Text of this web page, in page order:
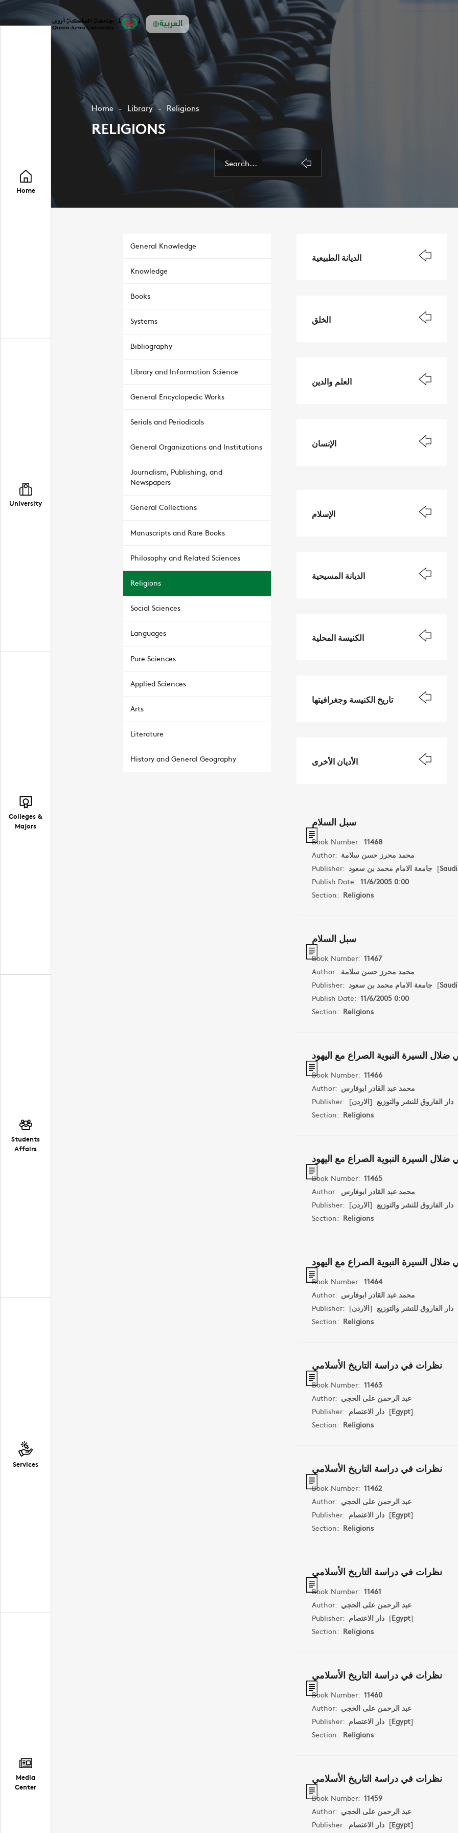
العربية
Home
University
Colleges &
Majors
Students
Affairs
Services
Media
Center
Home Library Religions
RELIGIONS
General Knowledge
Knowledge
Books
Systems
Bibliography
Library and Information Science
General Encyclopedic Works
Serials and Periodicals
General Organizations and Institutions
Journalism, Publishing, and
Newspapers
General Collections
Manuscripts and Rare Books
Philosophy and Related Sciences
Religions
Social Sciences
Languages
Pure Sciences
Applied Sciences
Arts
Literature
History and General Geography
الديانة الطبيعية
الخلق
العلم والدين
الإنسان
الإسلام
الديانة المسيحية
الكنيسة المحلية
تاريخ الكنيسة وجغرافيتها
الأديان الأخرى
سبل السلام
Book Number: 11468
Author: محمد محرز حسن سلامة
Publisher: جامعة الامام محمد بن سعود[
Publish Date: 11/6/2005 0:00
Section: Religions
سبل السلام
Book Number: 11467
Author: محمد محرز حسن سلامة
Publisher: جامعة الامام محمد بن سعود[
Publish Date: 11/6/2005 0:00
Section: Religions
ضلال السيرة النبوية الصراع مع اليهود
Book Number: 11466
Author: محمد عبد القادر ابوفارس
Publisher:
دار الفاروق للنشر والتوزيع [الاردن]
Section: Religions
ضلال السيرة النبوية الصراع مع اليهود
Book Number: 11465
Author: محمد عبد القادر ابوفارس
Publisher:
دار الفاروق للنشر والتوزيع [الاردن]
Section: Religions
ضلال السيرة النبوية الصراع مع اليهود
Book Number: 11464
Author: محمد عبد القادر ابوفارس
Publisher:
دار الفاروق للنشر والتوزيع [الاردن]
Section: Religions
نظرات في دراسة التاريخ الأسلامي
Book Number: 11463
Author: عبد الرحمن على الحجي
Publisher: دار الاعتصام[Egypt]
Section: Religions
نظرات في دراسة التاريخ الأسلامي
Book Number: 11462
Author: عبد الرحمن على الحجي
Publisher: دار الاعتصام[Egypt]
Section: Religions
نظرات في دراسة التاريخ الأسلامي
Book Number: 11461
Author: عبد الرحمن على الحجي
Publisher: دار الاعتصام[Egypt]
Section: Religions
نظرات في دراسة التاريخ الأسلامي
Book Number: 11460
Author: عبد الرحمن على الحجي
Publisher: دار الاعتصام[Egypt]
Section: Religions
نظرات في دراسة التاريخ الأسلامي
Book Number: 11459
Author: عبد الرحمن على الحجي
Publisher: دار الاعتصام[Egypt]